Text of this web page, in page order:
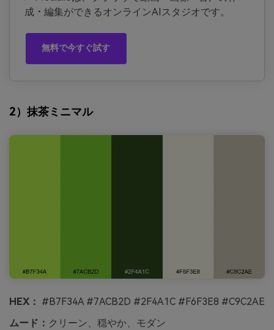
成・編集ができるオンラインAIスタジオです。
無料で今すぐ試す
2）抹茶ミニマル
HEX： #B7F34A #7ACB2D #2F4A1C #F6F3E8 #C9C2AE
ムード： クリーン、穏やか、モダン